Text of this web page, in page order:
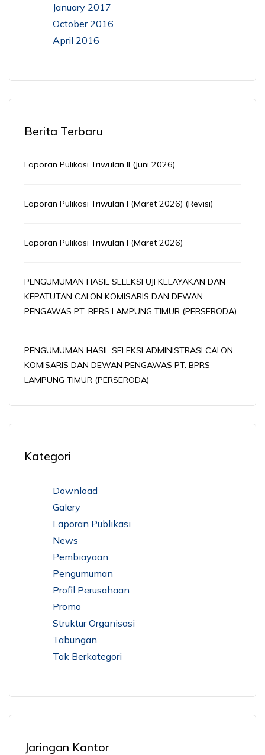
January 2017
October 2016
April 2016
Berita Terbaru
Laporan Pulikasi Triwulan II (Juni 2026)
Laporan Pulikasi Triwulan I (Maret 2026) (Revisi)
Laporan Pulikasi Triwulan I (Maret 2026)
PENGUMUMAN HASIL SELEKSI UJI KELAYAKAN DAN
KEPATUTAN CALON KOMISARIS DAN DEWAN
PENGAWAS PT. BPRS LAMPUNG TIMUR (PERSERODA)
PENGUMUMAN HASIL SELEKSI ADMINISTRASI CALON
KOMISARIS DAN DEWAN PENGAWAS PT. BPRS
LAMPUNG TIMUR (PERSERODA)
Kategori
Download
Galery
Laporan Publikasi
News
Pembiayaan
Pengumuman
Profil Perusahaan
Promo
Struktur Organisasi
Tabungan
Tak Berkategori
Jaringan Kantor